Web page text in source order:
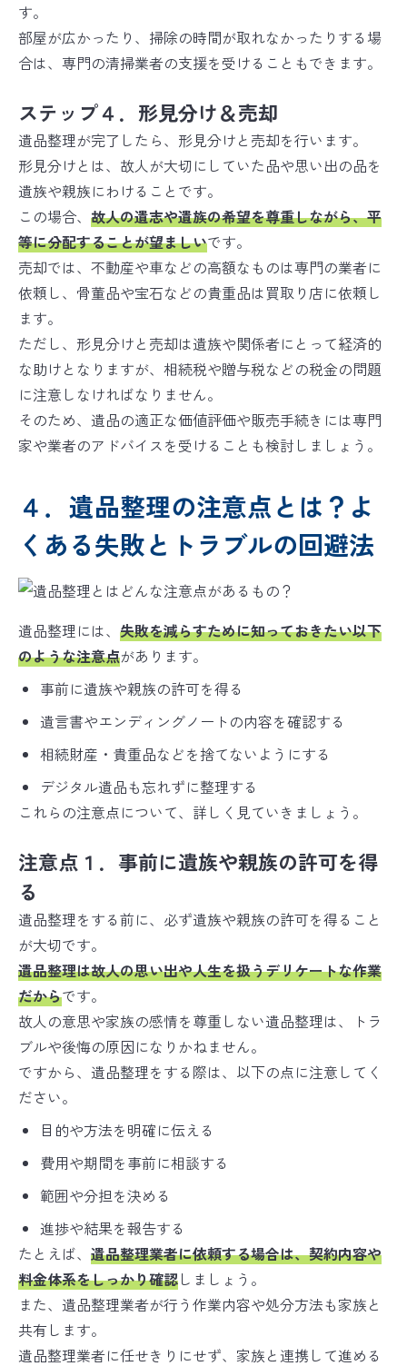
す。
部屋が広かったり、掃除の時間が取れなかったりする場
合は、専門の清掃業者の支援を受けることもできます。
ステップ４．形見分け＆売却
遺品整理が完了したら、形見分けと売却を行います。
形見分けとは、故人が大切にしていた品や思い出の品を
遺族や親族にわけることです。
この場合、 故人の遺志や遺族の希望を尊重しながら、平
等に分配することが望ましいです。
売却では、不動産や車などの高額なものは専門の業者に
依頼し、骨董品や宝石などの貴重品は買取り店に依頼し
ます。
ただし、形見分けと売却は遺族や関係者にとって経済的
な助けとなりますが、相続税や贈与税などの税金の問題
に注意しなければなりません。
そのため、遺品の適正な価値評価や販売手続きには専門
家や業者のアドバイスを受けることも検討しましょう。
４．遺品整理の注意点とは？よ
くある失敗とトラブルの回避法
遺品整理には、 失敗を減らすために知っておきたい以下
のような注意点があります。
事前に遺族や親族の許可を得る
遺言書やエンディングノートの内容を確認する
相続財産・貴重品などを捨てないようにする
デジタル遺品も忘れずに整理する
これらの注意点について、詳しく見ていきましょう。
注意点１．事前に遺族や親族の許可を得
る
遺品整理をする前に、必ず遺族や親族の許可を得ること
が大切です。
遺品整理は故人の思い出や人生を扱うデリケートな作業
だからです。
故人の意思や家族の感情を尊重しない遺品整理は、トラ
ブルや後悔の原因になりかねません。
ですから、遺品整理をする際は、以下の点に注意してく
ださい。
目的や方法を明確に伝える
費用や期間を事前に相談する
範囲や分担を決める
進捗や結果を報告する
たとえば、 遺品整理業者に依頼する場合は、契約内容や
料金体系をしっかり確認しましょう。
また、遺品整理業者が行う作業内容や処分方法も家族と
共有します。
遺品整理業者に任せきりにせず、家族と連携して進める